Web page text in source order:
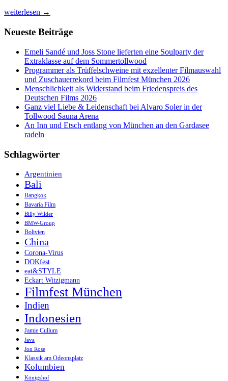
Harmonie
Rhythmus
Gastronomen
Drachenbootrennen
weiterlesen →
Neueste Beiträge
Emeli Sandé und Joss Stone lieferten eine Soulparty der
Extraklasse auf dem Sommertollwood
Programmer als Trüffelschweine mit exzellenter Filmauswahl
und Zuschauerrekord beim Filmfest München 2026
Menschlichkeit als Widerstand beim Friedenspreis des
Deutschen Films 2026
Ganz viel Liebe & Leidenschaft bei Alvaro Soler in der
Tollwood Sauna Arena
An Inn und Etsch entlang von München an den Gardasee
radeln
Schlagwörter
Argentinien
Bali
Bangkok
Bavaria Film
Billy Wilder
BMW-Group
Bolivien
China
Corona-Virus
DOKfest
eat&STYLE
Eckart Witzigmann
Filmfest München
Indien
Indonesien
Jamie Cullum
Java
Jon Rose
Klassik am Odeonsplatz
Kolumbien
Königshof